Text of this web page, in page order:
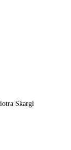
Skargi